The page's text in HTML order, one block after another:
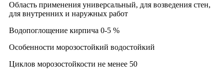
Область применения универсальный, для возведения стен,
для внутренних и наружных работ
Водопоглощение кирпича 0-5 %
Особенности морозостойкий водостойкий
Циклов морозостойкости не менее 50